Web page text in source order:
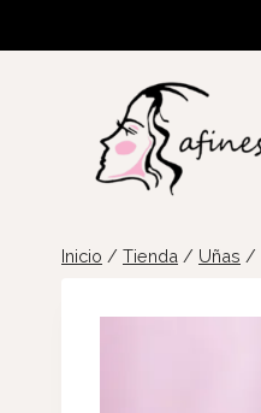
Inicio / Tienda / Uñas /